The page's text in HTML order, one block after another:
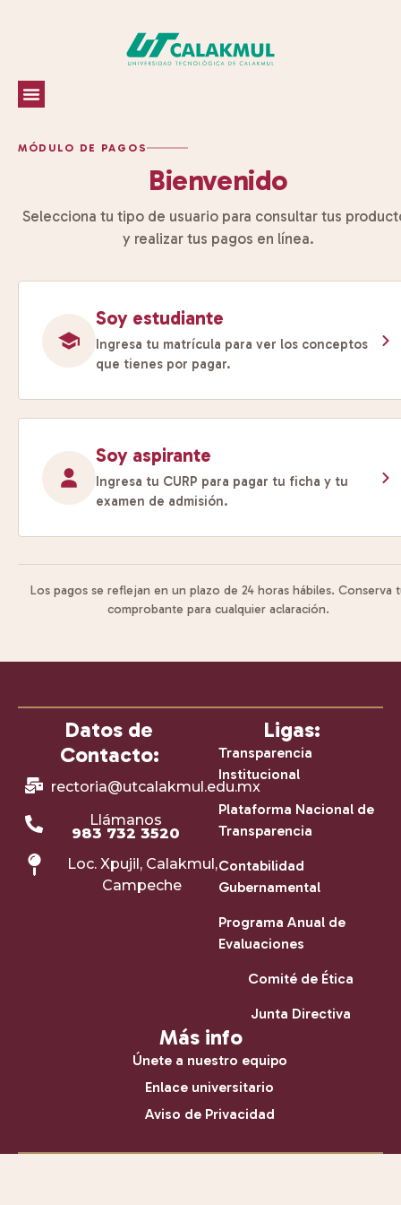
MÓDULO DE PAGOS
Bienvenido
Selecciona tu tipo de usuario para consultar tus
y realizar tus pagos en línea.
Soy estudiante
Ingresa tu matrícula para ver los conceptos
que tienes por pagar.
Soy aspirante
Ingresa tu CURP para pagar tu ficha y tu
examen de admisión.
Los pagos se reflejan en un plazo de 24 horas hábiles. Conserva
comprobante para cualquier aclaración.
Datos de
Contacto:
rectoria@utcalakmul.edu.mx
Llámanos
983 732 3520
Loc. Xpujil, Calakmul,
Campeche
Ligas:
Transparencia
Institucional
Plataforma Nacional de
Transparencia
Contabilidad
Gubernamental
Programa Anual de
Evaluaciones
Comité de Ética
Junta Directiva
Más info
Únete a nuestro equipo
Enlace universitario
Aviso de Privacidad